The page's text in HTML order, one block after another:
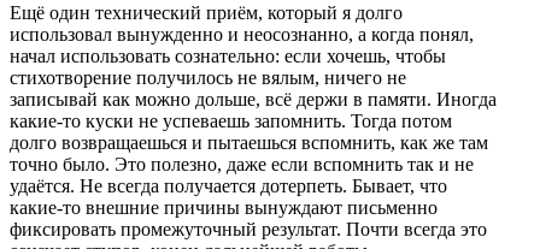
Ещё один технический приём, который я долго
использовал вынужденно и неосознанно, а когда понял,
начал использовать сознательно: если хочешь, чтобы
стихотворение получилось не вялым, ничего не
записывай как можно дольше, всё держи в памяти. Иногда
какие-то куски не успеваешь запомнить. Тогда потом
долго возвращаешься и пытаешься вспомнить, как же там
точно было. Это полезно, даже если вспомнить так и не
удаётся. Не всегда получается дотерпеть. Бывает, что
какие-то внешние причины вынуждают письменно
фиксировать промежуточный результат. Почти всегда это